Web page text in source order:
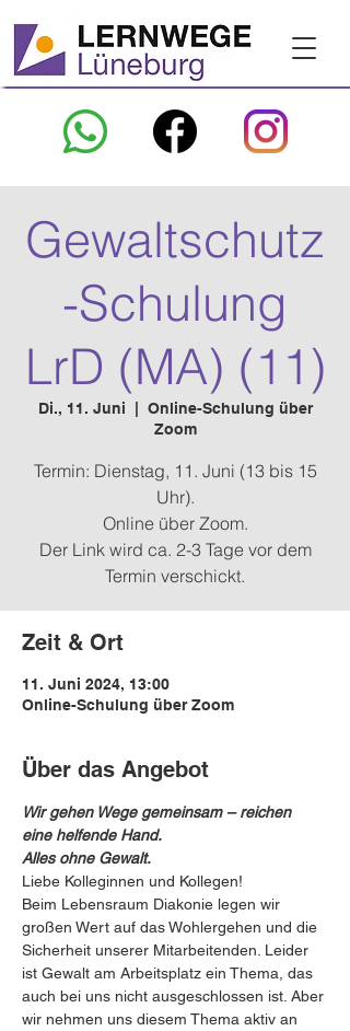
Gewaltschutz
-Schulung
LrD (MA) (11)
Di., 11. Juni
Online-Schulung über
Zoom
Termin: Dienstag, 11. Juni (13 bis 15
Uhr).
Online über Zoom.
Der Link wird ca. 2-3 Tage vor dem
Termin verschickt.
Zeit & Ort
11. Juni 2024, 13:00
Online-Schulung über Zoom
Über das Angebot
Wir gehen Wege gemeinsam – reichen
eine helfende Hand.
Alles ohne Gewalt.
Liebe Kolleginnen und Kollegen!
Beim Lebensraum Diakonie legen wir
großen Wert auf das Wohlergehen und die
Sicherheit unserer Mitarbeitenden. Leider
ist Gewalt am Arbeitsplatz ein Thema, das
auch bei uns nicht ausgeschlossen ist. Aber
wir nehmen uns diesem Thema aktiv an